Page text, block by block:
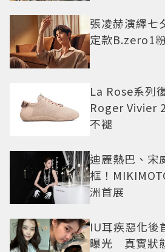
張凌赫演繹七
定款B.zero1
La Rose系列
Roger Vivier
不褪
迪麗熱巴、宋
框！
洲首展
IU耳疾惡化後
曝光 真實狀